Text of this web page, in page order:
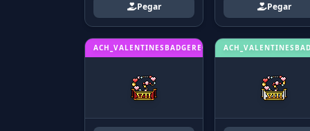
Pegar Pegar
ACH_VALENTINESBADGERECEIVED7